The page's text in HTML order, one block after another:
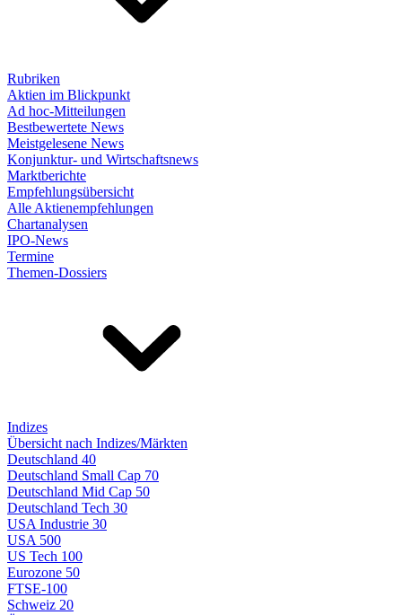
Rubriken
Aktien im Blickpunkt
Ad hoc-Mitteilungen
Bestbewertete News
Meistgelesene News
Konjunktur- und Wirtschaftsnews
Marktberichte
Empfehlungsübersicht
Alle Aktienempfehlungen
Chartanalysen
IPO-News
Termine
Themen-Dossiers
Indizes
Übersicht nach Indizes/Märkten
Deutschland 40
Deutschland Small Cap 70
Deutschland Mid Cap 50
Deutschland Tech 30
USA Industrie 30
USA 500
US Tech 100
Eurozone 50
FTSE-100
Schweiz 20